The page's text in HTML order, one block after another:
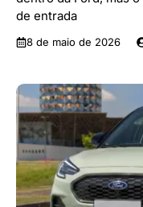
de entrada
8 de maio de 2026